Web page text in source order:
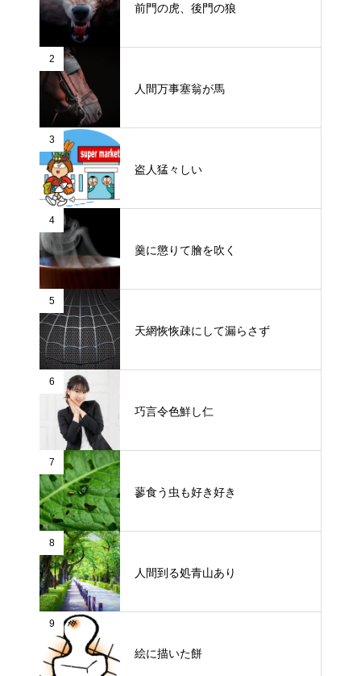
前門の虎、後門の狼
2
人間万事塞翁が馬
3
盗人猛々しい
4
羹に懲りて膾を吹く
5
天網恢恢疎にして漏らさず
6
巧言令色鮮し仁
7
蓼食う虫も好き好き
8
人間到る処青山あり
9
絵に描いた餅